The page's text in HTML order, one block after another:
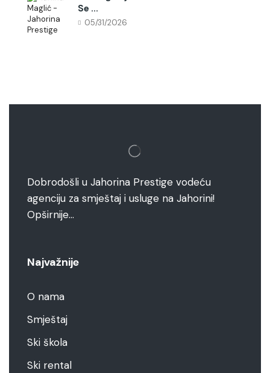
Se ...
05/31/2026
Dobrodošli u Jahorina Prestige vodeću
agenciju za smještaj i usluge na Jahorini!
Opširnije…
Najvažnije
O nama
Smještaj
Ski škola
Ski rental